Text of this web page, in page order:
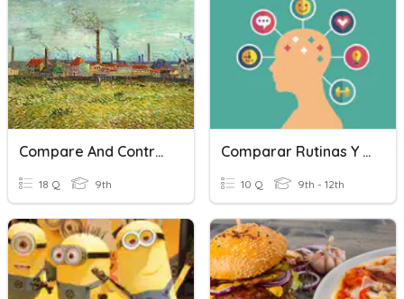
Compare And Contrast: Industrialization
18 Q 9th
Comparar Rutinas Y Hábitos
10 Q 9th - 12th